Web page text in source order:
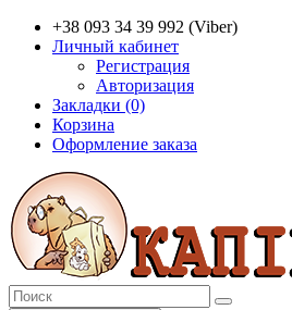
+38 093 34 39 992 (Viber)
Личный кабинет
Регистрация
Авторизация
Закладки (0)
Корзина
Оформление заказа